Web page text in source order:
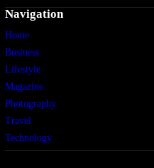
Navigation
Home
Business
Lifestyle
Magazine
Photography
Travel
Technology